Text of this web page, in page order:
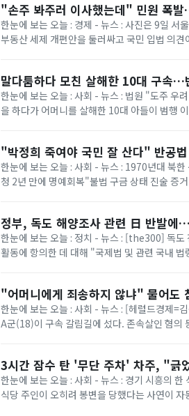
"손주 봐주러 이사했는데" 민원 폭
한눈에 보는 오늘 : 경제 - 뉴스 : 사진은 9일 서
부동산 세제 개편안을 둘러싸고 국민 입법 의
말다툼하다 모친 살해한 10대 구속…
한눈에 보는 오늘 : 사회 - 뉴스 : 법원 "도주 우
을 하다가 어머니를 살해한 10대 아들이 범행
"박정희 죽여야 국민 잘 산다" 반공
한눈에 보는 오늘 : 사회 - 뉴스 : 1970년대 북
청 2년 만에 명예회복"불법 구금 상태 진술 증
정부, 독도 해양조사 관련 日 반발
한눈에 보는 오늘 : 정치 - 뉴스 : [the300] 독
활동에 항의한 데 대해 "국제법 및 관련 국내
"어머니에게 죄송하지 않냐" 물어
한눈에 보는 오늘 : 사회 - 뉴스 : [헤럴드경제=
A군(18)이 구속 갈림길에 섰다. 존속살인 혐의
3시간 잠수 탄 '무단 주차' 차주, "긁
한눈에 보는 오늘 : 사회 - 뉴스 : 경기 시흥의
식당 주인이 오히려 봉변을 당했다는 사연이